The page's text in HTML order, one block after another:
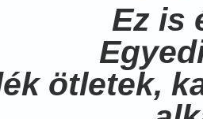
Ez is
ötletek,